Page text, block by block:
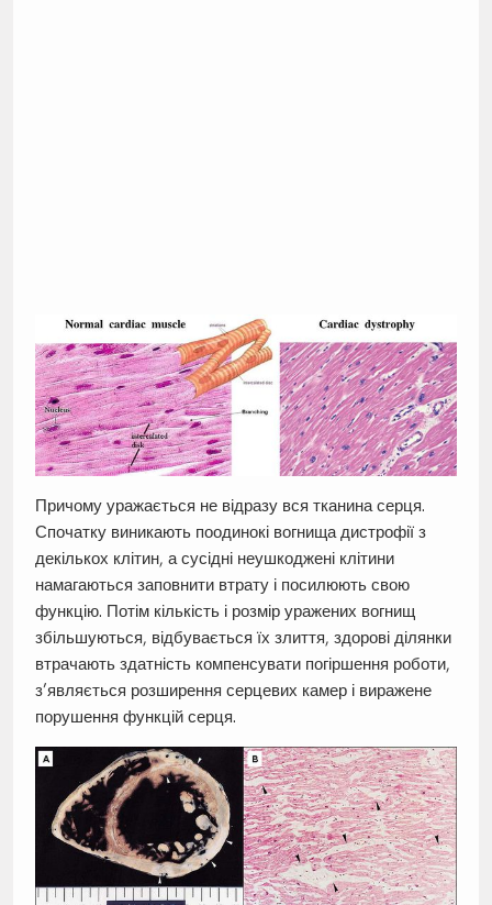
Причому уражається не відразу вся тканина серця.
Спочатку виникають поодинокі вогнища дистрофії з
декількох клітин, а сусідні неушкоджені клітини
намагаються заповнити втрату і посилюють свою
функцію. Потім кількість і розмір уражених вогнищ
збільшуються, відбувається їх злиття, здорові ділянки
втрачають здатність компенсувати погіршення роботи,
з’являється розширення серцевих камер і виражене
порушення функцій серця.